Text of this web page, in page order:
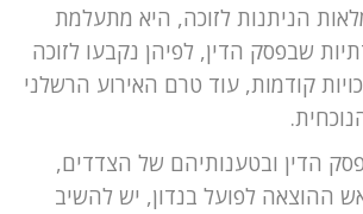
הניתנות לזוכה, היא מתעלמת
שבפסק הדין, לפיהן נקבעו לזוכה
נכויות קודמות, עוד טרם האירוע הרשלני
בסעיף 4 לפסק הדין ובטענותיהם של הצדדים,
ההוצאה לפועל בנדון, יש להשיב